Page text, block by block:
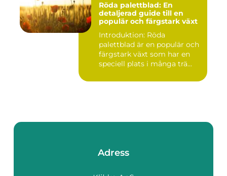
Röda palettblad: En
detaljerad guide till en
populär och färgstark växt
Introduktion: Röda
palettblad är en populär och
färgstark växt som har en
speciell plats i många trä...
Adress